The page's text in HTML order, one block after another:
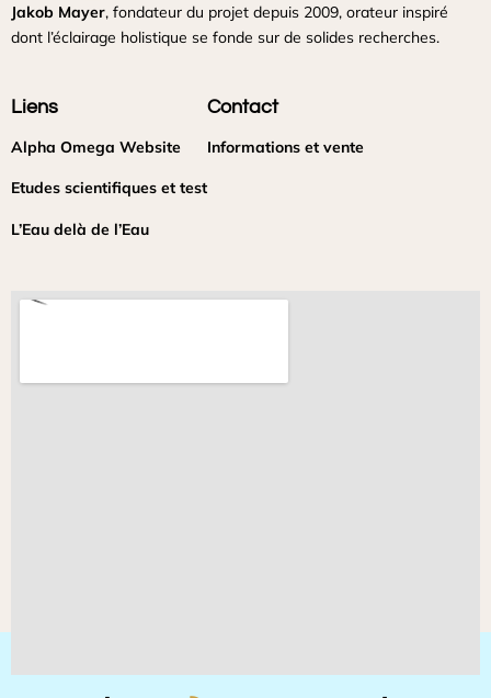
Jakob Mayer, fondateur du projet depuis 2009, orateur inspiré
dont l’éclairage holistique se fonde sur de solides recherches.
Liens
Alpha Omega Website
Etudes scientifiques et test
L’Eau delà de l’Eau
Contact
Informations et vente